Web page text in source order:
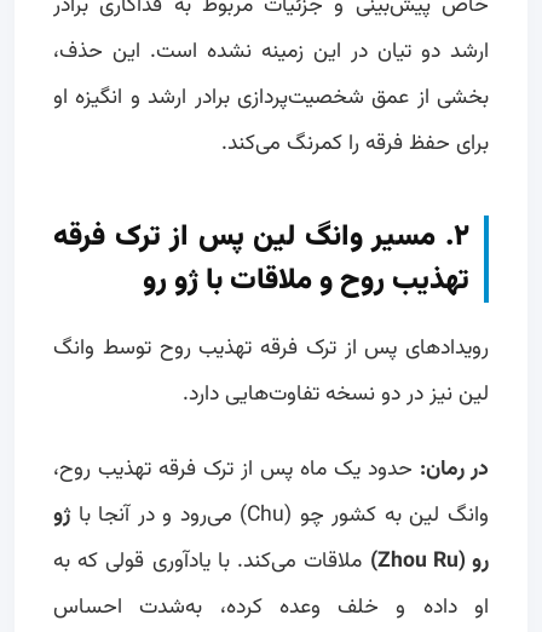
ارشد دو تیان در این زمینه نشده است. این حذف،
بخشی از عمق شخصیت‌پردازی برادر ارشد و انگیزه او
برای حفظ فرقه را کمرنگ می‌کند.
۲. مسیر وانگ لین پس از ترک فرقه
تهذیب روح و ملاقات با ژو رو
رویدادهای پس از ترک فرقه تهذیب روح توسط وانگ
لین نیز در دو نسخه تفاوت‌هایی دارد.
در رمان: حدود یک ماه پس از ترک فرقه تهذیب روح،
وانگ لین به کشور چو (Chu) می‌رود و در آنجا با
ژو
رو (Zhou Ru)
ملاقات می‌کند. با یادآوری قولی که به
او داده و خلف وعده کرده، به‌شدت احساس